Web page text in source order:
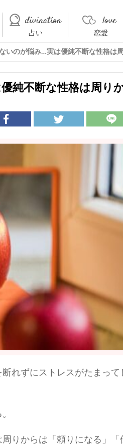
占い 恋愛
いのが悩み…実は優純不断な性格は
純不断な性格は周り
れずにストレスがたまって
りからは「頼りになる」「